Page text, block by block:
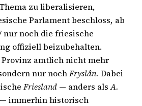
zu liberalisieren,
Parlament beschloss, ab
nur noch die friesische
offiziell beizubehalten.
amtlich nicht mehr
nur nochFryslân. Dabei
Friesland — anders alsA.
immerhin historisch